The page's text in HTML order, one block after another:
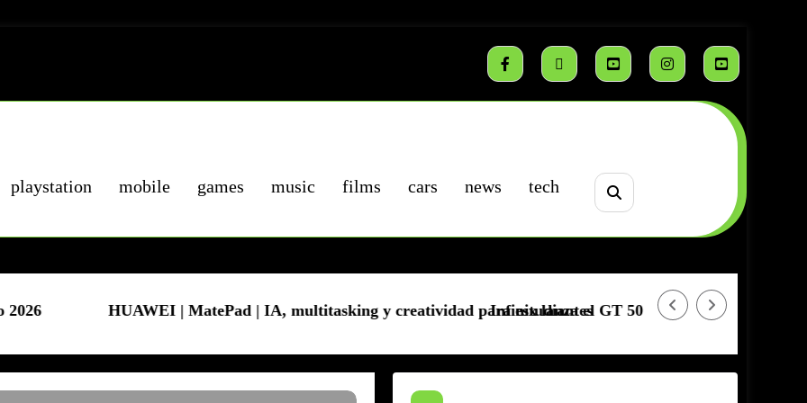
playstation mobile games music films cars news tech
HUAWEI | MatePad | IA, multitasking y creatividad para estudiantesInfinix lanza el GT 50 Pro 5G TECNO